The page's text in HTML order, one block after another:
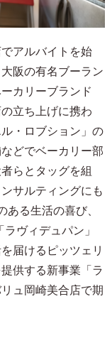
アルバイトを始
阪の有名ブーラン
カリーブランド
立ち上げに携わ
・ロブション」の
どでベーカリー部
らとタッグを組
サルティングにも
ある生活の喜び、
ヴィデュパン」
届けるピッツェリ
供する新事業「ラ
ュ岡崎美合店で期